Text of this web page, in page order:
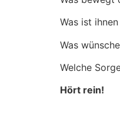
Was ist
Was
Welche
Hört rein!